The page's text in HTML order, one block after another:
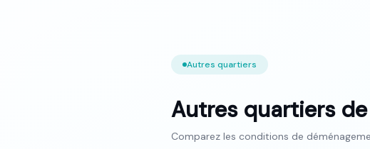
Autres quartiers
Autres quartiers de
Comparez les conditions de